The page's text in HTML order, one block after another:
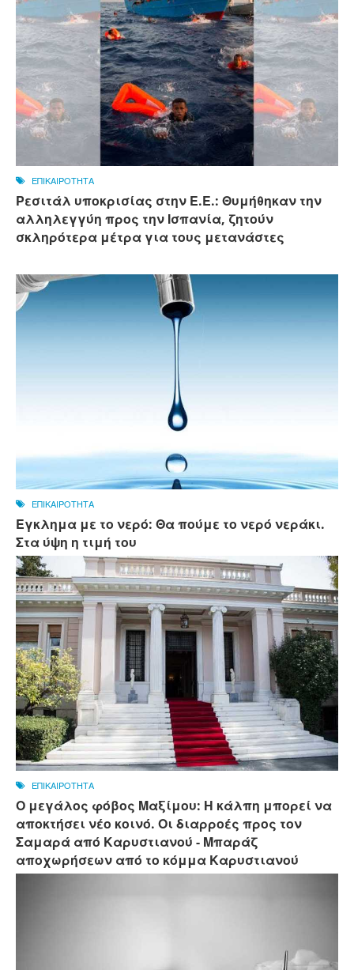
ΕΠΙΚΑΙΡΟΤΗΤΑ
Ρεσιτάλ υποκρισίας στην Ε.Ε.: Θυμήθηκαν την
αλληλεγγύη προς την Ισπανία, ζητούν
σκληρότερα μέτρα για τους μετανάστες
ΕΠΙΚΑΙΡΟΤΗΤΑ
Εγκλημα με το νερό: Θα πούμε το νερό νεράκι.
Στα ύψη η τιμή του
ΕΠΙΚΑΙΡΟΤΗΤΑ
Ο μεγάλος φόβος Μαξίμου: Η κάλπη μπορεί να
αποκτήσει νέο κοινό. Οι διαρροές προς τον
Σαμαρά από Καρυστιανού - Μπαράζ
αποχωρήσεων από το κόμμα Καρυστιανού